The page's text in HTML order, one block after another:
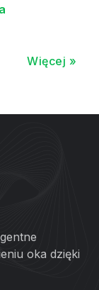
Więcej »
oka dzięki